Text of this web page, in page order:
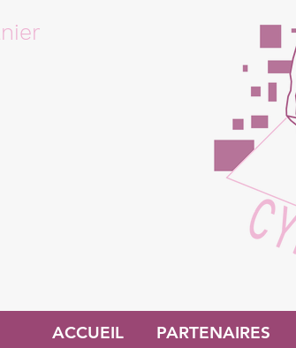
ACCUEIL PARTENAIRES